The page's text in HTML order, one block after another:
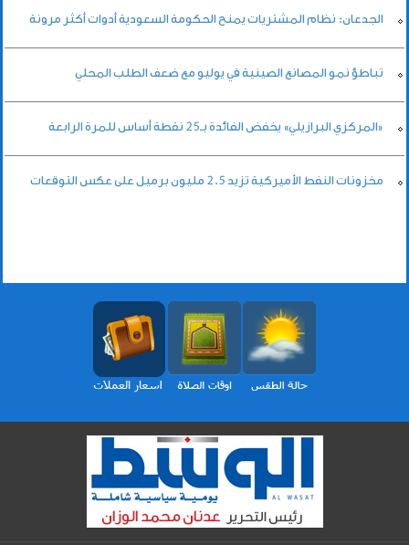
الجدعان: نظام المشتريات يمنح الحكومة السعودية أدوات أكثر مرونة
تباطؤ نمو المصانع الصينية في يوليو مع ضعف الطلب المحلي
«المركزي البرازيلي» يخفض الفائدة بـ25 نقطة أساس للمرة الرابعة
مخزونات النفط الأميركية تزيد 2.5 مليون برميل على عكس التوقعات